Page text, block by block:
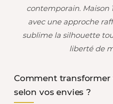
contemporain. Maison
avec une approche
sublime la silhouette
liberté de
Comment transformer
selon vos envies ?